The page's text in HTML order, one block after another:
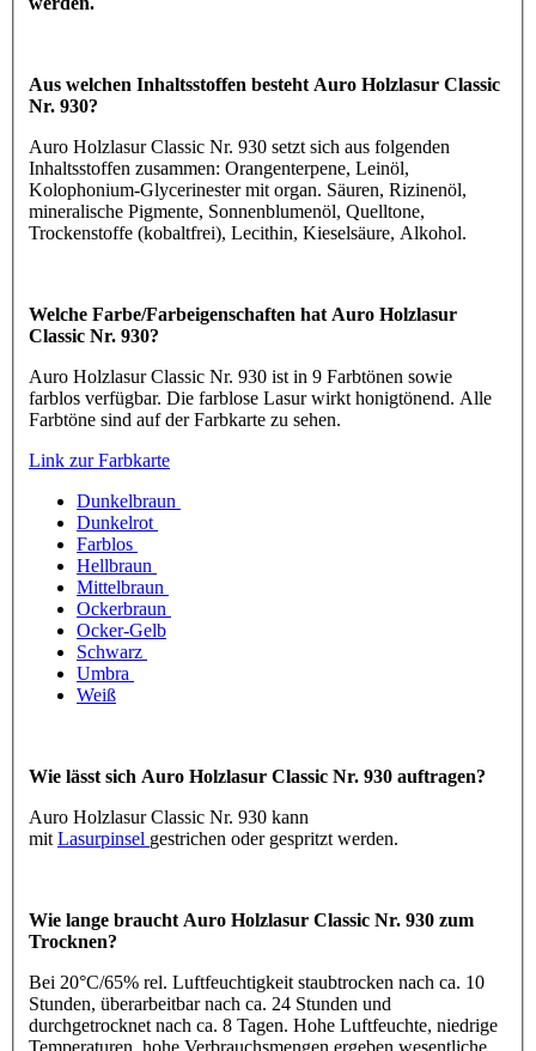
Aus welchen Inhaltsstoffen besteht Auro Holzlasur Classic
Nr. 930?
Auro Holzlasur Classic Nr. 930 setzt sich aus folgenden
Inhaltsstoffen zusammen: Orangenterpene, Leinöl,
Kolophonium-Glycerinester mit organ. Säuren, Rizinenöl,
mineralische Pigmente, Sonnenblumenöl, Quelltone,
Trockenstoffe (kobaltfrei), Lecithin, Kieselsäure, Alkohol.
Welche Farbe/Farbeigenschaften hat Auro Holzlasur
Classic Nr. 930?
Auro Holzlasur Classic Nr. 930 ist in 9 Farbtönen sowie
farblos verfügbar. Die farblose Lasur wirkt honigtönend. Alle
Farbtöne sind auf der Farbkarte zu sehen.
Link zur Farbkarte
Dunkelbraun
Dunkelrot
Farblos
Hellbraun
Mittelbraun
Ockerbraun
Ocker-Gelb
Schwarz
Umbra
Weiß
Wie lässt sich Auro Holzlasur Classic Nr. 930 auftragen?
Auro Holzlasur Classic Nr. 930 kann
mit Lasurpinsel gestrichen oder gespritzt werden.
Wie lange braucht Auro Holzlasur Classic Nr. 930 zum
Trocknen?
Bei 20°C/65% rel. Luftfeuchtigkeit staubtrocken nach ca. 10
Stunden, überarbeitbar nach ca. 24 Stunden und
durchgetrocknet nach ca. 8 Tagen. Hohe Luftfeuchte, niedrige
Temperaturen, hohe Verbrauchsmengen ergeben wesentliche